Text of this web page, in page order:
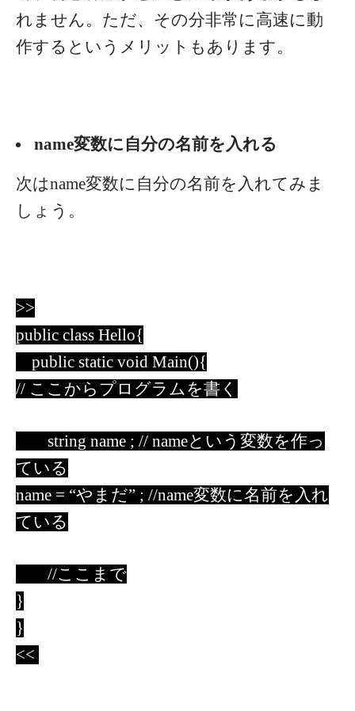
れません。ただ、その分非常に高速に動
作するというメリットもあります。
name変数に自分の名前を入れる
次はname変数に自分の名前を入れてみま
しょう。
>>
public class Hello{
public static void Main(){
// ここからプログラムを書く
string name ; // nameという変数を作っ
ている
name = “やまだ” ; //name変数に名前を入れ
ている
//ここまで
}
}
<<